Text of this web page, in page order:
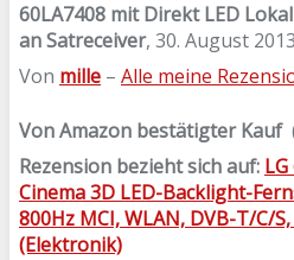
60LA7408 mit Direkt LED
an Satreceiver, 30. August 2013
Von mille – Alle meine
Von Amazon bestätigter Kauf
Rezension bezieht sich auf:
Cinema 3D LED-Backlight-
800Hz MCI, WLAN, DVB-T/C/
(Elektronik)